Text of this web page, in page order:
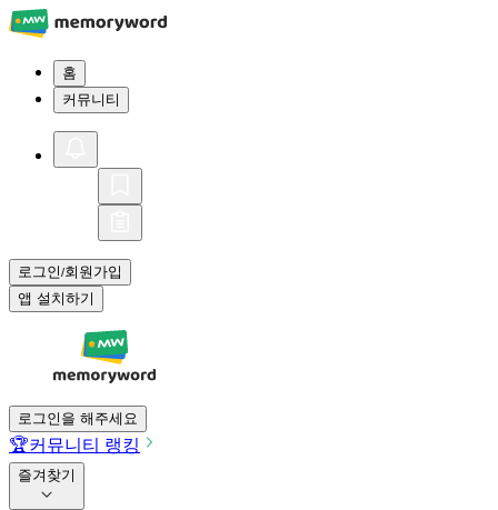
홈
커뮤니티
로그인/회원가입
앱 설치하기
로그인을 해주세요
🏆커뮤니티 랭킹
즐겨찾기